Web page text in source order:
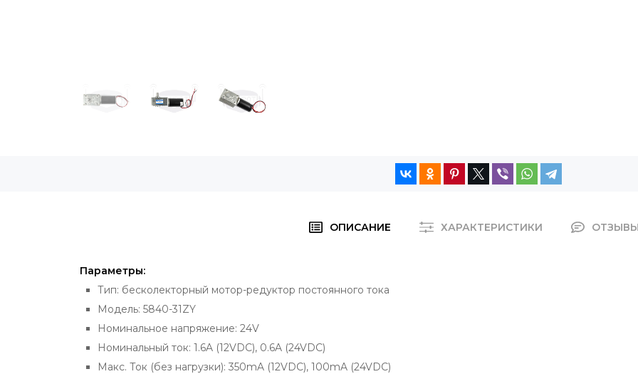
ОПИСАНИЕ ХАРАКТЕРИСТИКИ
Параметры:
Тип: бесколекторный мотор-редуктор постоянного тока
Модель: 5840-31ZY
Номинальное напряжение: 24V
Номинальный ток: 1.6A (12VDC), 0.6A (24VDC)
Макс. Ток (без нагрузки): 350mA (12VDC), 100mA (24VDC)